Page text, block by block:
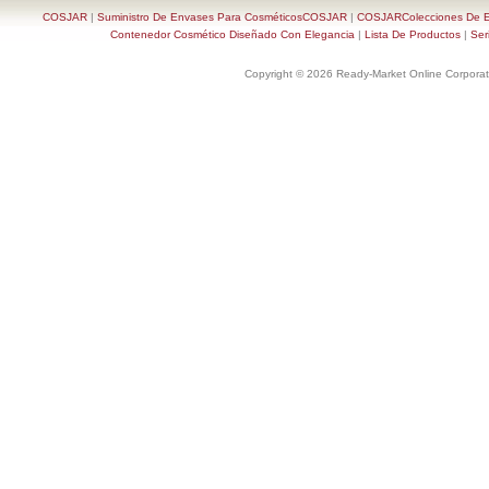
COSJAR| Suministro De Envases Para CosméticosCOSJAR| COSJARColecciones De
Contenedor Cosmético Diseñado Con Elegancia | Lista De Productos |
Copyright © 2026 Ready-Market Online